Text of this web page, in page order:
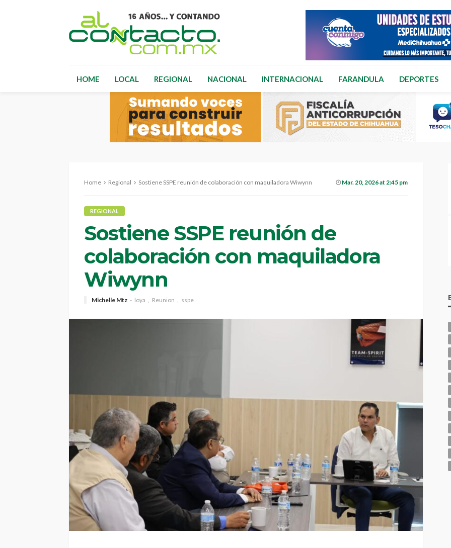
HOME LOCAL REGIONAL NACIONAL INTERNACIONAL FARANDULA DEPORTES
Home Regional Sostiene SSPE reunión de colaboración con maquiladora Wiwynn Mar. 20, 2026 at 2:45 pm
REGIONAL
Sostiene SSPE reunión de
colaboración con maquiladora
Wiwynn
Michelle Mtz loya Reunion sspe